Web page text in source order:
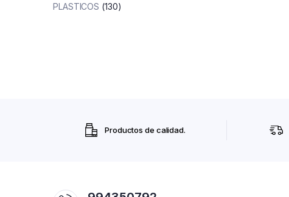
PLASTICOS (130)
Productos de calidad.